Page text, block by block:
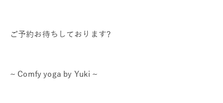
ご予約お待ちしております?
~ Comfy yoga by Yuki ~